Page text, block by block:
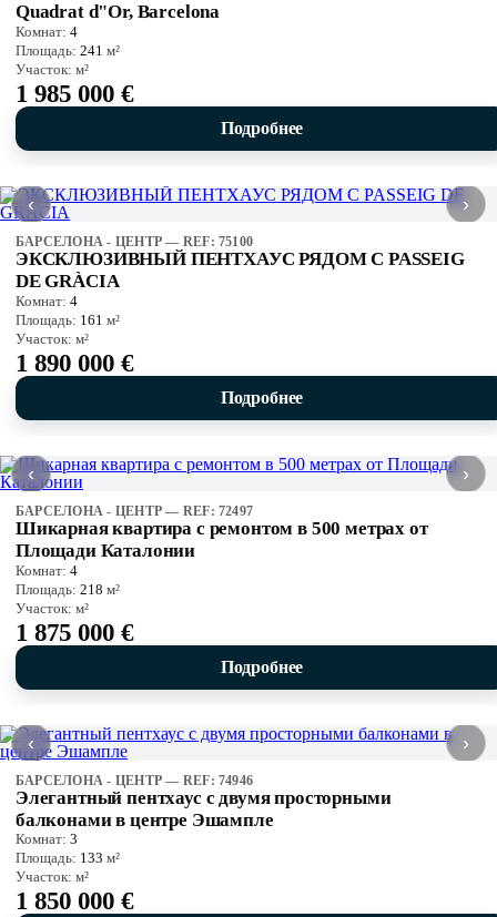
Quadrat d"Or, Barcelona
Комнат: 4
Площадь: 241 м²
Участок: м²
1 985 000 €
Подробнее
‹ ›
БАРСЕЛОНА - ЦЕНТР — REF: 75100
ЭКСКЛЮЗИВНЫЙ ПЕНТХАУС РЯДОМ С PASSEIG
DE GRÀCIA
Комнат: 4
Площадь: 161 м²
Участок: м²
1 890 000 €
Подробнее
‹ ›
БАРСЕЛОНА - ЦЕНТР — REF: 72497
Шикарная квартира с ремонтом в 500 метрах от
Площади Каталонии
Комнат: 4
Площадь: 218 м²
Участок: м²
1 875 000 €
Подробнее
‹ ›
БАРСЕЛОНА - ЦЕНТР — REF: 74946
Элегантный пентхаус с двумя просторными
балконами в центре Эшампле
Комнат: 3
Площадь: 133 м²
Участок: м²
1 850 000 €